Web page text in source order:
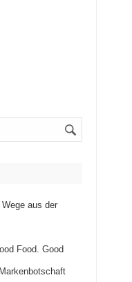
aus der
Food. Good